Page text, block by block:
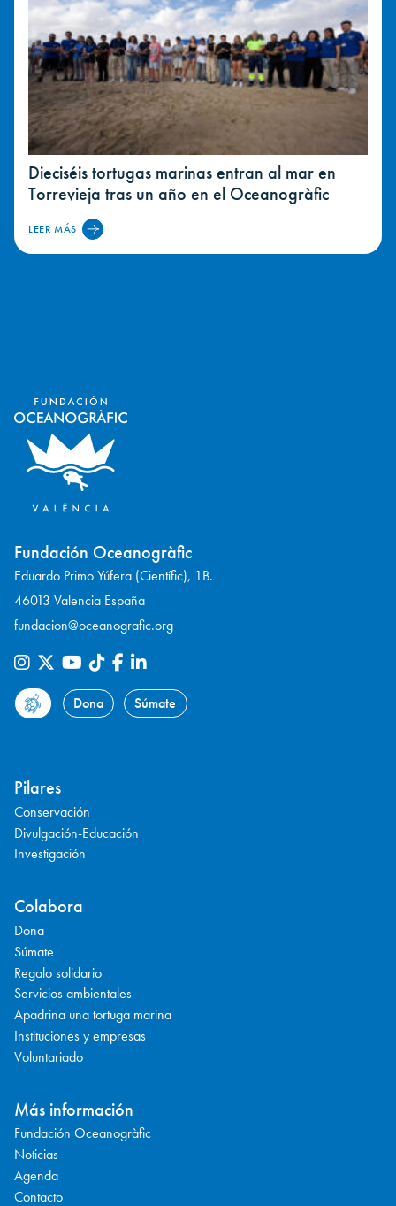
Dieciséis tortugas marinas entran al mar en
Torrevieja tras un año en el Oceanogràfic
LEER MÁS
Fundación Oceanogràfic
Eduardo Primo Yúfera (Científic), 1B.
46013 Valencia España
fundacion@oceanografic.org
Dona Súmate
Pilares
Conservación
Divulgación-Educación
Investigación
Colabora
Dona
Súmate
Regalo solidario
Servicios ambientales
Apadrina una tortuga marina
Instituciones y empresas
Voluntariado
Más información
Fundación Oceanogràfic
Noticias
Agenda
Contacto